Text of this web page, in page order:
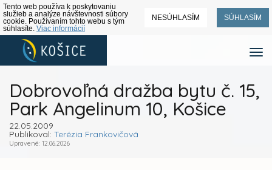
Tento web používa k poskytovaniu
služieb a analýze návštevnosti súbory
cookie. Používaním tohto webu s tým
súhlasíte. Viac informácií
NESÚHLASÍM SÚHLASÍM
Dobrovoľná dražba bytu č. 15,
Park Angelinum 10, Košice
22.05.2009
Publikoval: Terézia Frankovičová
Upravené: 12.06.2026